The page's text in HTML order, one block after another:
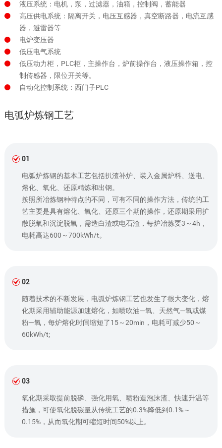
液压系统：电机，泵，过滤器，油箱，控制阀，蓄能器
高压供电系统：隔离开关，电压互感器，真空断路器，电流互感
器，避雷器等
电炉变压器
低压电气系统
低压动力柜，PLC柜，主操作台，炉前操作台，液压操作箱，控
制传感器，限位开关等。
自动化控制系统：西门子PLC
电弧炉炼钢工艺
01
电弧炉炼钢的基本工艺包括扒渣补炉、装入金属炉料、送电、
熔化、氧化、还原精炼和出钢。
按照所冶炼钢种特点的不同，可有不同的操作方法，传统的工
艺主要是具有熔化、氧化、还原三个期的操作，还原期采用扩
散脱氧和沉淀脱氧，需造白渣或电石渣，每炉冶炼要3～4h，
电耗高达600～700kWh/t。
02
随着技术的不断发展，电弧炉炼钢工艺也发生了很大变化，熔
化期采用辅助能源加速熔化，如喷吹油—氧、天然气—氧或煤
粉—氧，每炉熔化时间缩短了15～20min，电耗可减少50～
60kWh/t;
03
氧化期采取提前脱磷、强化用氧、喷粉造泡沫渣、快速升温等
措施，可使氧化脱碳量从传统工艺的0.3%降低到0.1%～
0.15%，从而氧化期可缩短时间50%以上。